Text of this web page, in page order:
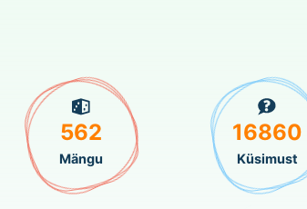
562
Mängu
16860
Küsimust